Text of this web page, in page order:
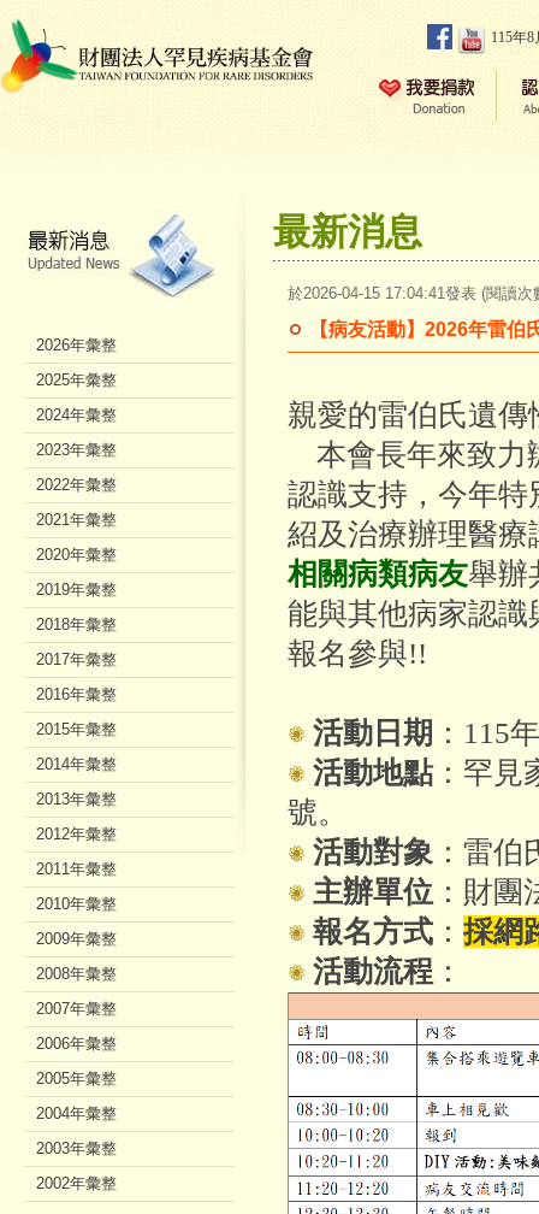
115年
最新消息
於2026-04-15 17:04:41發表 (閱讀次
【病友活動】2026年雷
親愛的雷伯氏遺
本會長年來致力
認識支持，今年特
紹及治療辦理醫療
相關病類病友舉辦
能與其他病家認
報名參與!!
活動日期 ：115
活動地點：罕見
號。
活動對象 ：雷
主辦單位 ：財
報名方式 ： 採網
活動流程 ：
2026年彙整
2025年彙整
2024年彙整
2023年彙整
2022年彙整
2021年彙整
2020年彙整
2019年彙整
2018年彙整
2017年彙整
2016年彙整
2015年彙整
2014年彙整
2013年彙整
2012年彙整
2011年彙整
2010年彙整
2009年彙整
2008年彙整
2007年彙整
2006年彙整
2005年彙整
2004年彙整
2003年彙整
2002年彙整